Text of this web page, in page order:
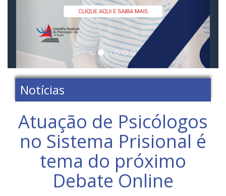
Notícias
Atuação de Psicólogos
no Sistema Prisional é
tema do próximo
Debate Online